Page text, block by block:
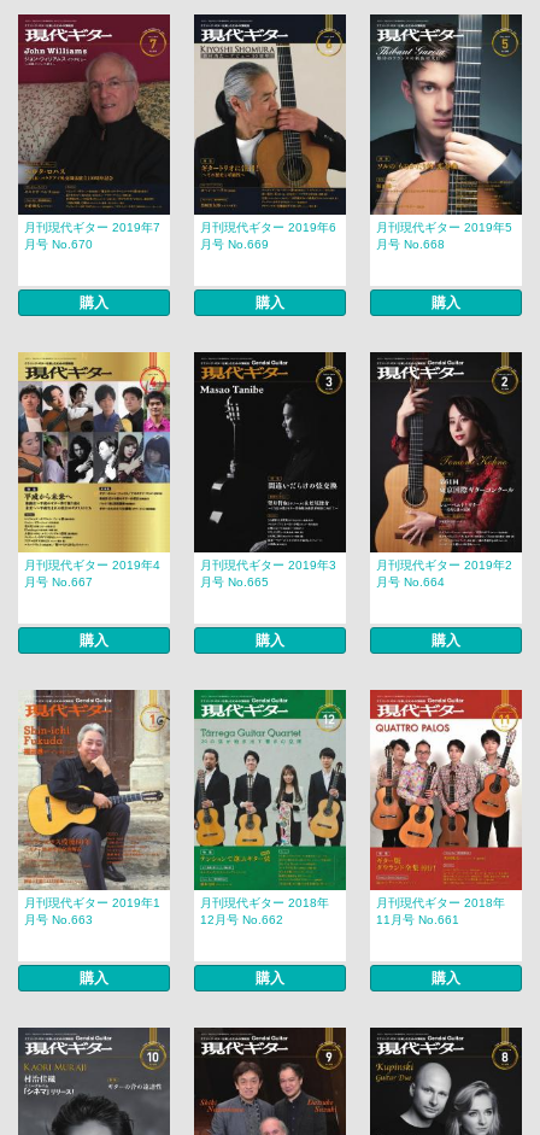
月刊現代ギター 2019年7
月号 No.670
購入
月刊現代ギター 2019年6
月号 No.669
購入
月刊現代ギター 2019年5
月号 No.668
購入
月刊現代ギター 2019年4
月号 No.667
購入
月刊現代ギター 2019年3
月号 No.665
購入
月刊現代ギター 2019年2
月号 No.664
購入
月刊現代ギター 2019年1
月号 No.663
購入
月刊現代ギター 2018年
12月号 No.662
購入
月刊現代ギター 2018年
11月号 No.661
購入